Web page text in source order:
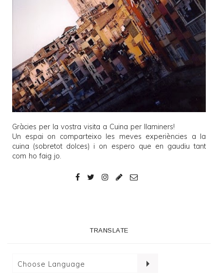
Gràcies per la vostra visita a Cuina per llaminers!
Un espai on comparteixo les meves experiències a la
cuina (sobretot dolces) i on espero que en gaudiu tant
com ho faig jo.
TRANSLATE